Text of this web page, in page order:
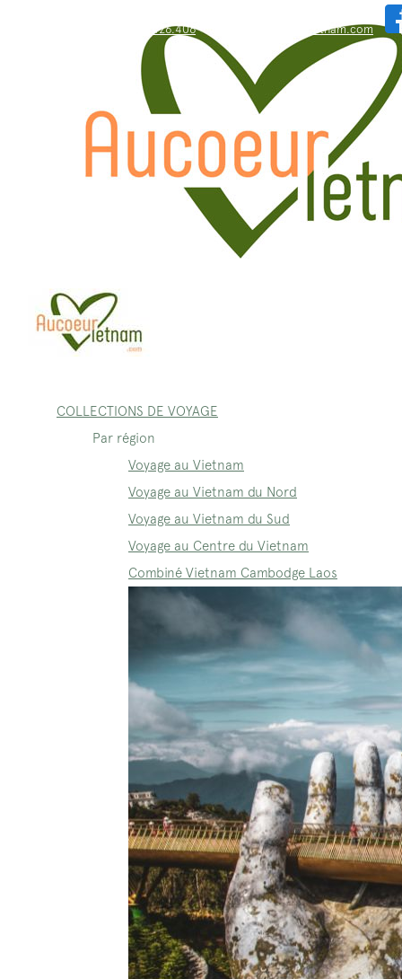
WhatsApp: +84.909.426.406 bonjour@aucoeurvietnam.com
COLLECTIONS DE VOYAGE
Par région
Voyage au Vietnam
Voyage au Vietnam du Nord
Voyage au Vietnam du Sud
Voyage au Centre du Vietnam
Combiné Vietnam Cambodge Laos